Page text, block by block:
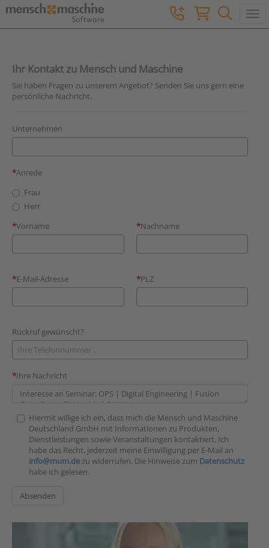
Ihr Kontakt zu Mensch und Maschine
Sie haben Fragen zu unserem Angebot? Senden Sie uns gern eine
persönliche Nachricht.
Unternehmen
Anrede
Frau
Herr
Vorname
Nachname
E-Mail-Adresse PLZ
Rückruf gewünscht?
Ihre Nachricht
Hiermit willige ich ein, dass mich die Mensch und Maschine
Deutschland GmbH mit Informationen zu Produkten,
Dienstleistungen sowie Veranstaltungen kontaktiert. Ich
habe das Recht, jederzeit meine Einwilligung per E-Mail an
info@mum.dezu widerrufen. Die Hinweise zum Datenschutz
habe ich gelesen.